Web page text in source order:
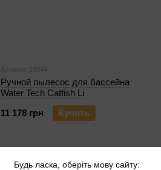
Артикул: 23044
Ручной пылесос для бассейна
Water Tech Catfish Li
11 178 грн
Купить
Будь ласка, оберіть мову сайту: